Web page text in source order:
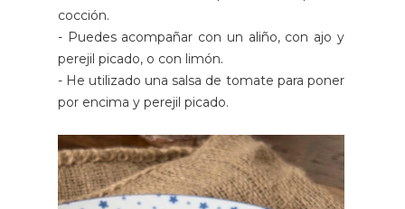
cocción.
- Puedes acompañar con un aliño, con ajo y
perejil picado, o con limón.
- He utilizado una salsa de tomate para poner
por encima y perejil picado.